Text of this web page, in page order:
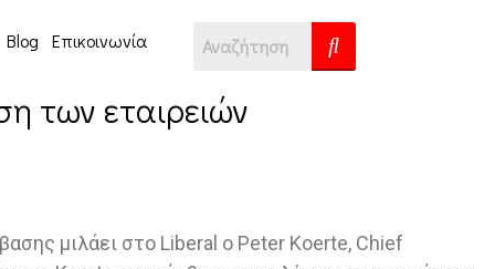
Blog Επικοινωνία
των εταιρειών
μιλάει στο Liberal ο Peter Koerte, Chief